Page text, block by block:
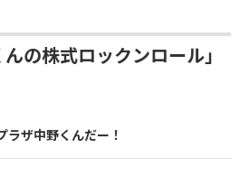
の株式ロックンロール」
ラザ中野くんだー！